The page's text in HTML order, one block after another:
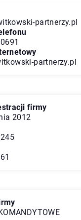
partnerzy.pl
partnerzy.pl
firmy
2012